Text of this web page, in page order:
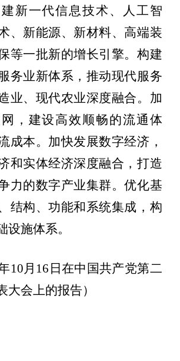
新一代信息技术、人工智
、新能源、新材料、高端装
等一批新的增长引擎。构建
务业新体系，推动现代服务
业、现代农业深度融合。加
，建设高效顺畅的流通体
成本。加快发展数字经济，
和实体经济深度融合，打造
力的数字产业集群。优化基
结构、功能和系统集成，构
设施体系。
年10月16日在中国共产党第二
大会上的报告）